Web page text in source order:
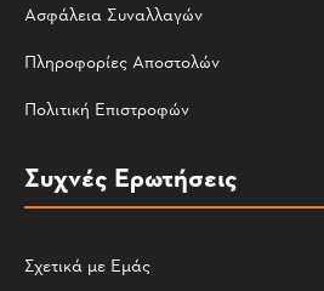
Ασφάλεια Συναλλαγών
Πληροφορίες Αποστολών
Πολιτική Επιστροφών
Συχνές Ερωτήσεις
Σχετικά με Εμάς